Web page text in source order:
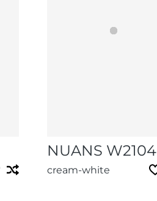
NUANS W2104
cream-white